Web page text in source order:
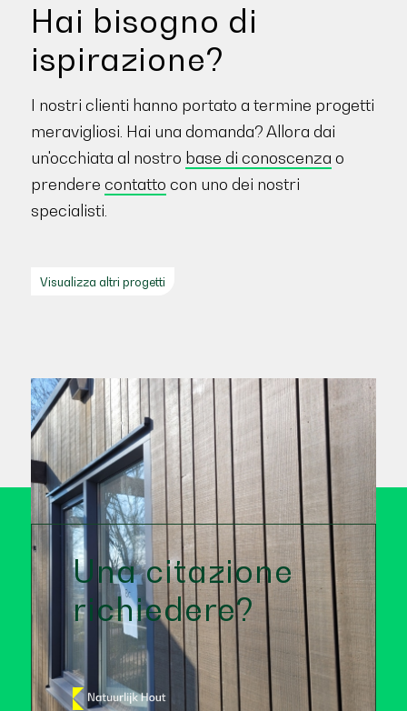
Hai bisogno di
ispirazione?
I nostri clienti hanno portato a termine progetti
meravigliosi. Hai una domanda? Allora dai
un'occhiata al nostro base di conoscenza o
prendere contatto con uno dei nostri
specialisti.
Visualizza altri progetti
Una citazione
richiedere?